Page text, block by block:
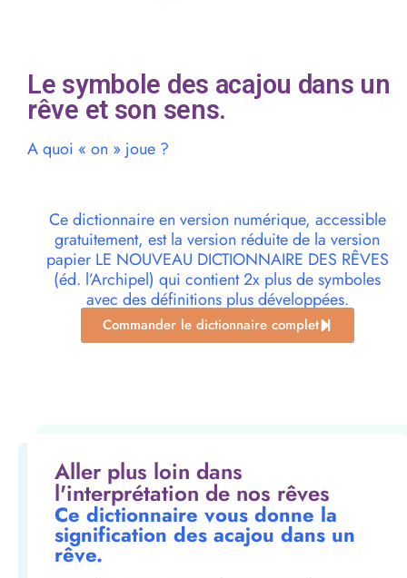
Le symbole des acajou dans un
rêve et son sens.
A quoi « on » joue ?
Ce dictionnaire en version numérique, accessible
gratuitement, est la version réduite de la version
papier LE NOUVEAU DICTIONNAIRE DES RÊVES
(éd. l’Archipel) qui contient 2x plus de symboles
avec des définitions plus développées.
Commander le dictionnaire complet
Aller plus loin dans
l'interprétation de nos rêves
Ce dictionnaire vous donne la
signification des acajou dans un
rêve.